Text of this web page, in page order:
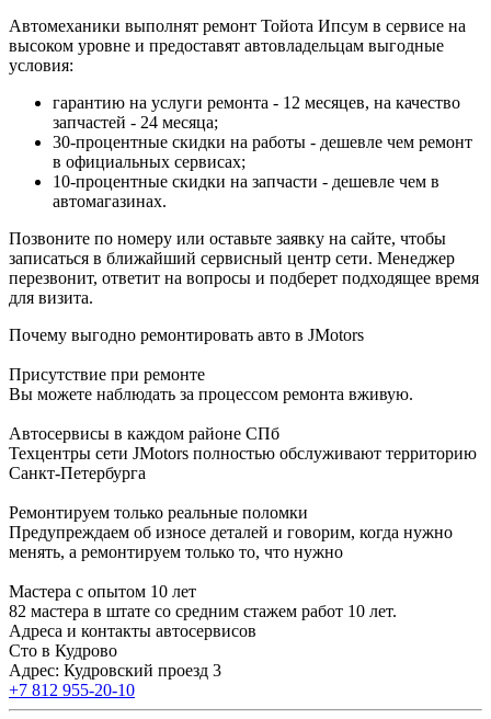
Автомеханики выполнят ремонт Тойота Ипсум в сервисе на
высоком уровне и предоставят автовладельцам выгодные
условия:
гарантию на услуги ремонта - 12 месяцев, на качество
запчастей - 24 месяца;
30-процентные скидки на работы - дешевле чем ремонт
в официальных сервисах;
10-процентные скидки на запчасти - дешевле чем в
автомагазинах.
Позвоните по номеру или оставьте заявку на сайте, чтобы
записаться в ближайший сервисный центр сети. Менеджер
перезвонит, ответит на вопросы и подберет подходящее время
для визита.
Почему выгодно ремонтировать авто в JMotors
Присутствие при ремонте
Вы можете наблюдать за процессом ремонта вживую.
Автосервисы в каждом районе СПб
Техцентры сети JMotors полностью обслуживают территорию
Санкт-Петербурга
Ремонтируем только реальные поломки
Предупреждаем об износе деталей и говорим, когда нужно
менять, а ремонтируем только то, что нужно
Мастера с опытом 10 лет
82 мастера в штате со средним стажем работ 10 лет.
Адреса и контакты автосервисов
Сто в Кудрово
Адрес: Кудровский проезд 3
+7 812 955-20-10